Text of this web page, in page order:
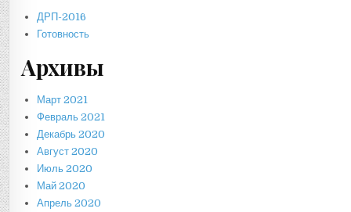
ДРП-2016
Готовность
Архивы
Март 2021
Февраль 2021
Декабрь 2020
Август 2020
Июль 2020
Май 2020
Апрель 2020